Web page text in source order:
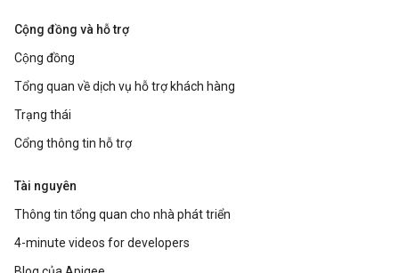
Cộng đồng và hỗ trợ
Cộng đồng
Tổng quan về dịch vụ hỗ trợ khách hàng
Trạng thái
Cổng thông tin hỗ trợ
Tài nguyên
Thông tin tổng quan cho nhà phát triển
4-minute videos for developers